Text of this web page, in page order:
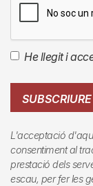
He llegit i
L'acceptació
consentiment al
prestació dels
escau, per fer les